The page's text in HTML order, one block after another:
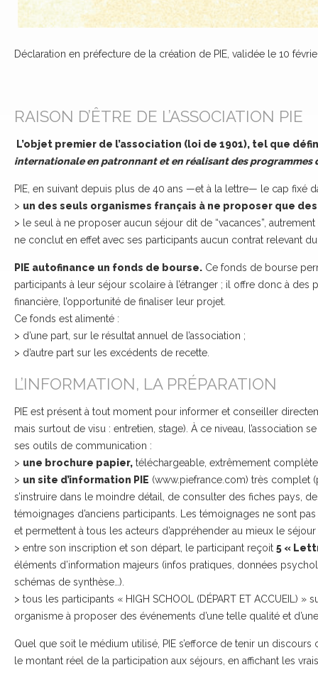
Déclaration en préfecture de la création de PIE, validée le 10
RAISON D’ÊTRE DE L’ASSOCIATION PIE
L’objet premier de l’association (loi de 1901), tel que
internationale en patronnant et en réalisant des programmes
PIE, en suivant depuis plus de 40 ans —et à la lettre— le cap fixé
> un des seuls organismes français à ne proposer que
> le seul à ne proposer aucun séjour dit de “vacances”,
ne conclut en effet avec ses participants aucun contrat relevant du
PIE autofinance un fonds de bourse. Ce fonds de bourse
participants à leur séjour scolaire à l’étranger ; il offre donc à des
financière, l’opportunité de finaliser leur projet.
Ce fonds est alimenté :
> d’une part, sur le résultat annuel de l’association ;
> d’autre part sur les excédents de recette.
L’INFORMATION, LA PRÉPARATION
PIE est présent à tout moment pour informer et conseiller
mais surtout de visu : entretien, stage). À ce niveau, l’association
ses outils de communication :
> une brochure papier, téléchargeable, extrêmement
> un site d’information PIE (www.piefrance.com) très complet
s’instruire dans le moindre détail, de consulter des fiches pays,
témoignages d’anciens participants. Les témoignages ne sont
et permettent à tous les acteurs d’appréhender au mieux le séjour
> entre son inscription et son départ, le participant reçoit 5 «
éléments d’information majeurs (infos pratiques, données
schémas de synthèse…).
> tous les participants « HIGH SCHOOL (DÉPART ET ACCUEIL) »
organisme à proposer des événements d’une telle qualité et
Quel que soit le médium utilisé, PIE s’efforce de tenir un
le montant réel de la participation aux séjours, en affichant les